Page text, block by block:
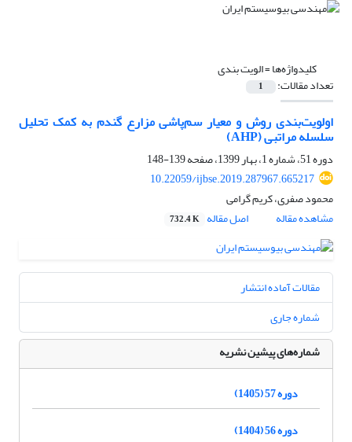
کلیدواژه‌ها =الویت بندی
تعداد مقالات: 1
اولویت‌بندی روش و معیار سم‌پاشی مزارع گندم به کمک تحلیل
سلسله مراتبی (AHP)
دوره 51، شماره 1، بهار 1399، صفحه
139-148
10.22059/ijbse.2019.287967.665217
محمود صفری، کریم گرامی
مشاهده مقاله
اصل مقاله 732.4 K
مقالات آماده انتشار
شماره جاری
شماره‌های پیشین نشریه
دوره 57 (1405)
دوره 56 (1404)